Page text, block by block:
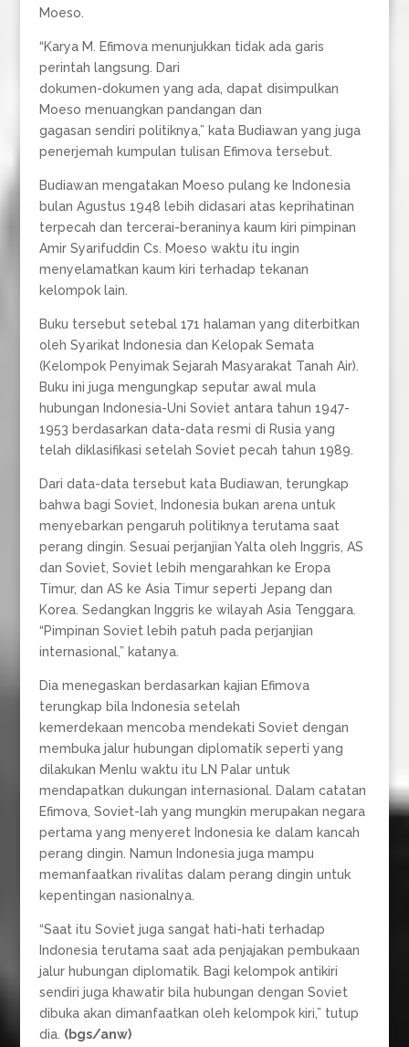
Moeso.
“Karya M. Efimova menunjukkan tidak ada garis
perintah langsung. Dari
dokumen-dokumen yang ada, dapat disimpulkan
Moeso menuangkan pandangan dan
gagasan sendiri politiknya,” kata Budiawan yang juga
penerjemah kumpulan tulisan Efimova tersebut.
Budiawan mengatakan Moeso pulang ke Indonesia
bulan Agustus 1948 lebih didasari atas keprihatinan
terpecah dan tercerai-beraninya kaum kiri pimpinan
Amir Syarifuddin Cs. Moeso waktu itu ingin
menyelamatkan kaum kiri terhadap tekanan
kelompok lain.
Buku tersebut setebal 171 halaman yang diterbitkan
oleh Syarikat Indonesia dan Kelopak Semata
(Kelompok Penyimak Sejarah Masyarakat Tanah Air).
Buku ini juga mengungkap seputar awal mula
hubungan Indonesia-Uni Soviet antara tahun 1947-
1953 berdasarkan data-data resmi di Rusia yang
telah diklasifikasi setelah Soviet pecah tahun 1989.
Dari data-data tersebut kata Budiawan, terungkap
bahwa bagi Soviet, Indonesia bukan arena untuk
menyebarkan pengaruh politiknya terutama saat
perang dingin. Sesuai perjanjian Yalta oleh Inggris, AS
dan Soviet, Soviet lebih mengarahkan ke Eropa
Timur, dan AS ke Asia Timur seperti Jepang dan
Korea. Sedangkan Inggris ke wilayah Asia Tenggara.
“Pimpinan Soviet lebih patuh pada perjanjian
internasional,” katanya.
Dia menegaskan berdasarkan kajian Efimova
terungkap bila Indonesia setelah
kemerdekaan mencoba mendekati Soviet dengan
membuka jalur hubungan diplomatik seperti yang
dilakukan Menlu waktu itu LN Palar untuk
mendapatkan dukungan internasional. Dalam catatan
Efimova, Soviet-lah yang mungkin merupakan negara
pertama yang menyeret Indonesia ke dalam kancah
perang dingin. Namun Indonesia juga mampu
memanfaatkan rivalitas dalam perang dingin untuk
kepentingan nasionalnya.
“Saat itu Soviet juga sangat hati-hati terhadap
Indonesia terutama saat ada penjajakan pembukaan
jalur hubungan diplomatik. Bagi kelompok antikiri
sendiri juga khawatir bila hubungan dengan Soviet
dibuka akan dimanfaatkan oleh kelompok kiri,” tutup
dia. (bgs/anw)